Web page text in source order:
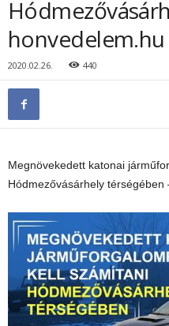
honvedelem.hu
2020.02.26. 440
Megnövekedett katonai
Hódmezővásárhely térségében